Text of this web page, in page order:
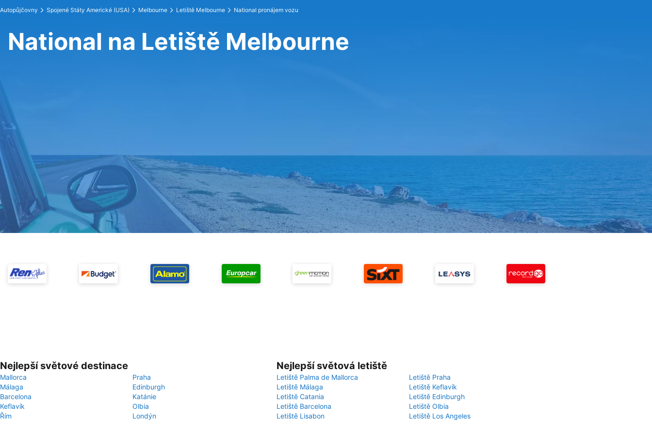
Autopůjčovny Spojené Státy Americké (USA) Melbourne Letiště Melbourne National pronájem vozu
National na Letiště Melbourne
Nejlepší světové destinace
Mallorca
Praha
Málaga
Edinburgh
Barcelona
Katánie
Keflavík
Olbia
Řím
Londýn
Nejlepší světová letiště
Letiště Palma de Mallorca
Letiště Praha
Letiště Málaga
Letiště Keflavík
Letiště Catania
Letiště Edinburgh
Letiště Barcelona
Letiště Olbia
Letiště Lisabon
Letiště Los Angeles